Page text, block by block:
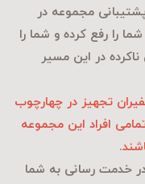
مجموعه در
را رفع کرده و شما را
در این مسیر
تجهیز در چهارچوب
افراد این مجموعه
در خدمت رسانی به شما